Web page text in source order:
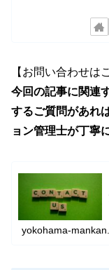
【お問い合わせは
今回の記事に関連
するご質問があれ
ョン管理士が丁寧
yokohama-